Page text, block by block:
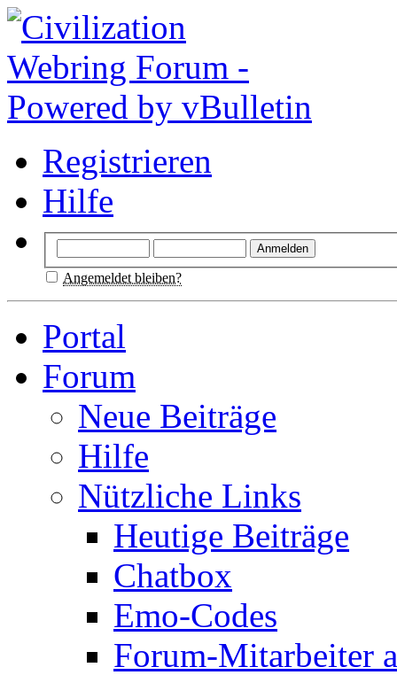
Registrieren
Hilfe
Angemeldet bleiben?
Portal
Forum
Neue Beiträge
Hilfe
Nützliche Links
Heutige Beiträge
Chatbox
Emo-Codes
Forum-Mitarbeiter